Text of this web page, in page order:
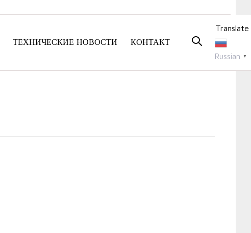
ТЕХНИЧЕСКИЕ НОВОСТИ КОНТАКТ
Translate
Russian ▼